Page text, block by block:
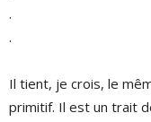
.
.
Il tient, je crois, le
primitif. Il est un trait